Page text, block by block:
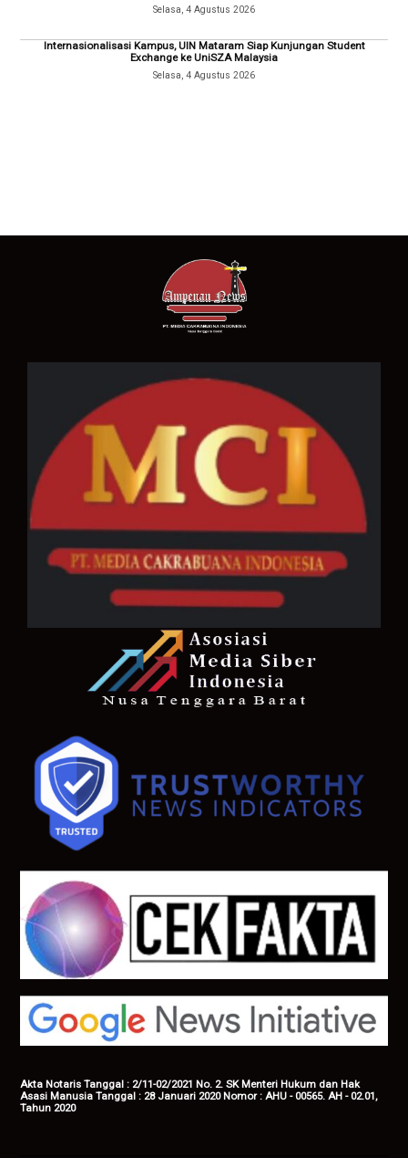
Selasa, 4 Agustus 2026
Internasionalisasi Kampus, UIN Mataram Siap Kunjungan Student
Exchange ke UniSZA Malaysia
Selasa, 4 Agustus 2026
Akta Notaris Tanggal : 2/11-02/2021 No. 2. SK Menteri Hukum dan Hak
Asasi Manusia Tanggal : 28 Januari 2020 Nomor : AHU - 00565. AH - 02.01,
Tahun 2020